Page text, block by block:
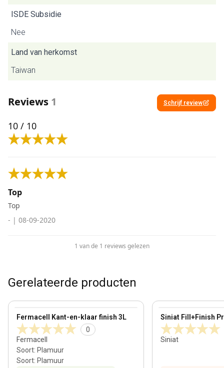
ISDE Subsidie
Nee
Land van herkomst
Taiwan
Reviews 1 Schrijf review
10 / 10
Top
Top
- | 08-09-2020
1 van de 1 reviews gelezen
Gerelateerde producten
Fermacell Kant-en-klaar finish 3L
0
Fermacell
Soort: Plamuur
Soort: Plamuur
View product Siniat Fill+Finish
Siniat
View product